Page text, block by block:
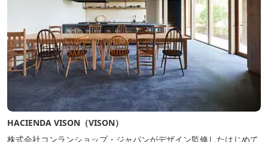
HACIENDA VISON（VISON）
株式会社コンランショップ・ジャパンがデザイン監修したはじめて